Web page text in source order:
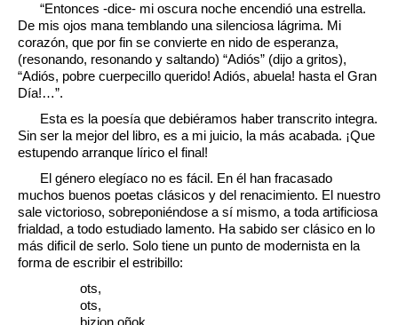
“Entonces -dice- mi oscura noche encendió una estrella.
De mis ojos mana temblando una silenciosa lágrima. Mi
corazón, que por fin se convierte en nido de esperanza,
(resonando, resonando y saltando) “Adiós” (dijo a gritos),
“Adiós, pobre cuerpecillo querido! Adiós, abuela! hasta el Gran
Día!…”.
Esta es la poesía que debiéramos haber transcrito integra.
Sin ser la mejor del libro, es a mi juicio, la más acabada. ¡Que
estupendo arranque lírico el final!
El género elegíaco no es fácil. En él han fracasado
muchos buenos poetas clásicos y del renacimiento. El nuestro
sale victorioso, sobreponiéndose a sí mismo, a toda artificiosa
frialdad, a todo estudiado lamento. Ha sabido ser clásico en lo
más dificil de serlo. Solo tiene un punto de modernista en la
forma de escribir el estribillo:
ots,
ots,